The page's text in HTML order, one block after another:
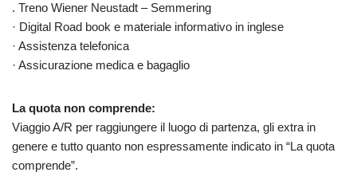
. Treno Wiener Neustadt – Semmering
· Digital Road book e materiale informativo in inglese
· Assistenza telefonica
· Assicurazione medica e bagaglio
La quota non comprende:
Viaggio A/R per raggiungere il luogo di partenza, gli extra in
genere e tutto quanto non espressamente indicato in “La quota
comprende”.